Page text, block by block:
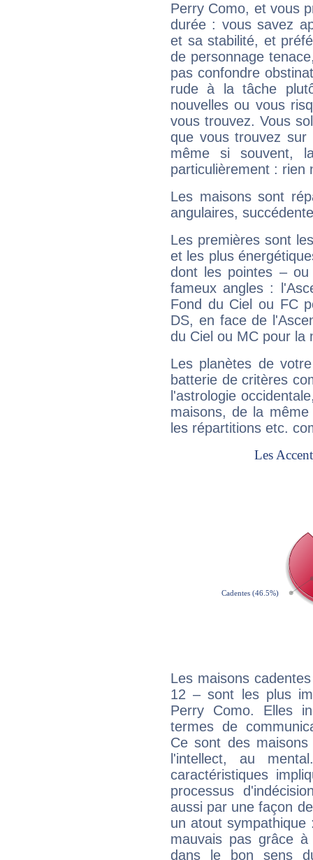
Perry Como, et vous
durée : vous savez
et sa stabilité, et
de personnage
pas confondre
rude à la tâche
nouvelles ou vous
vous trouvez. Vous
que vous trouvez
même si souvent,
particulièrement : rien
Les maisons sont
angulaires,
Les premières sont
et les plus
dont les pointes –
fameux angles :
Fond du Ciel ou FC
DS, en face de
du Ciel ou MC pour la
Les planètes de
batterie de critères
l'astrologie
maisons, de la
les répartitions etc.
Les maisons
12 – sont les plus
Perry Como. Elles
termes de
Ce sont des
l'intellect, au
caractéristiques
processus
aussi par une façon
un atout
mauvais pas grâce
dans le bon sens